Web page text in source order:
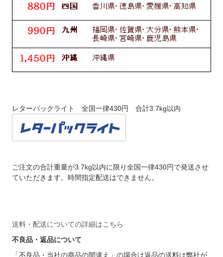
レターパックライト 全国一律430円 合計3.7kg以内
ご注文の合計重量が3.7kg以内に限り全国一律430円で発送させ
ていただきます。時間指定配送はできません。
送料・配送についての詳細はこちら
不良品・返品について
「不良品・当社の商品の間違え」の場合は返品の送料は弊社が